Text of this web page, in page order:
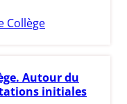
Collège
Autour du
initiales